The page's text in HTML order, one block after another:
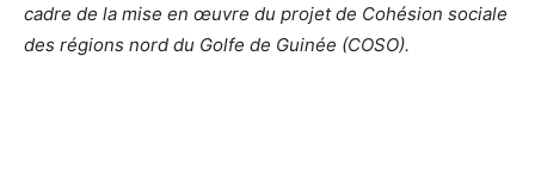
cadre de la mise en œuvre du projet de Cohésion sociale
des régions nord du Golfe de Guinée (COSO).